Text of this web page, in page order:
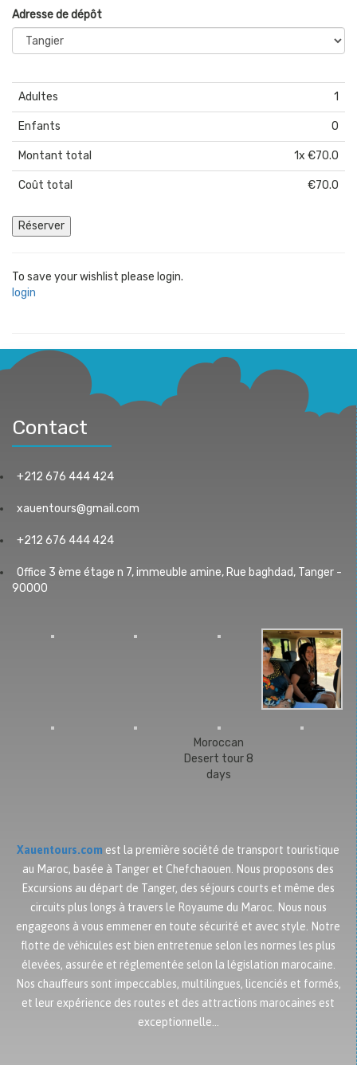
Adresse de dépôt
Adultes 1
Enfants 0
Montant total 1x €70.0
Coût total €70.0
Réserver
To save your wishlist please login.
login
Contact
+212 676 444 424
xauentours@gmail.com
+212 676 444 424
Office 3 ème étage n 7, immeuble amine, Rue baghdad, Tanger -
90000
Moroccan
Desert tour 8
days
Xauentours.com est la première société de transport touristique
au Maroc, basée à Tanger et Chefchaouen. Nous proposons des
Excursions au départ de Tanger, des séjours courts et même des
circuits plus longs à travers le Royaume du Maroc. Nous nous
engageons à vous emmener en toute sécurité et avec style. Notre
flotte de véhicules est bien entretenue selon les normes les plus
élevées, assurée et réglementée selon la législation marocaine.
Nos chauffeurs sont impeccables, multilingues, licenciés et formés,
et leur expérience des routes et des attractions marocaines est
exceptionnelle…